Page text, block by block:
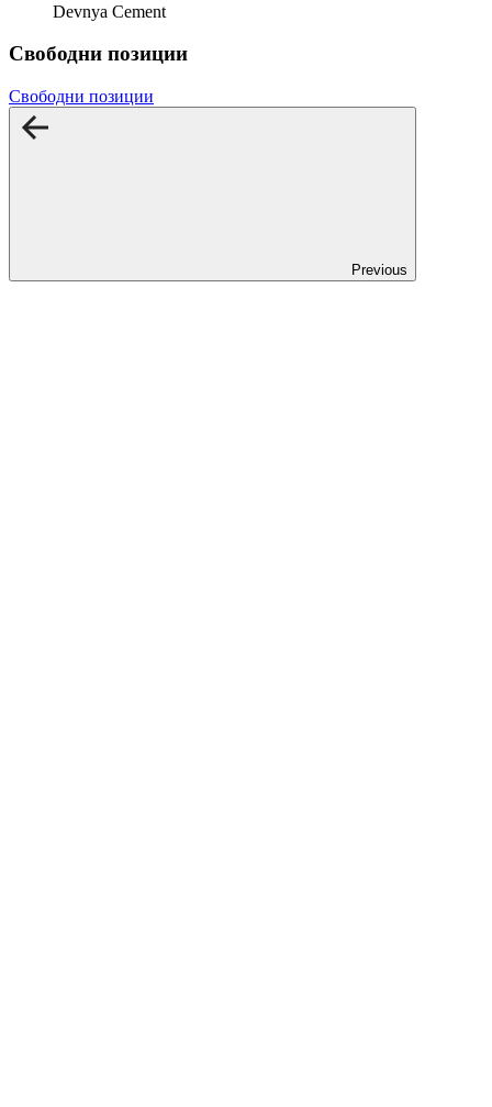
Devnya Cement
Свободни позиции
Свободни позиции
Previous